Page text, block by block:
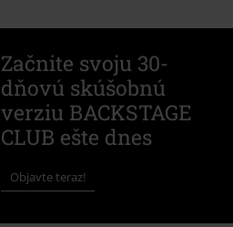
Začnite svoju 30-
dňovú skúšobnú
verziu BACKSTAGE
CLUB ešte dnes
Objavte teraz!